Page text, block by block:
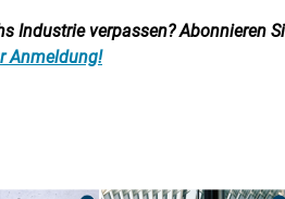
Industrie verpassen? Abonnieren
Anmeldung!